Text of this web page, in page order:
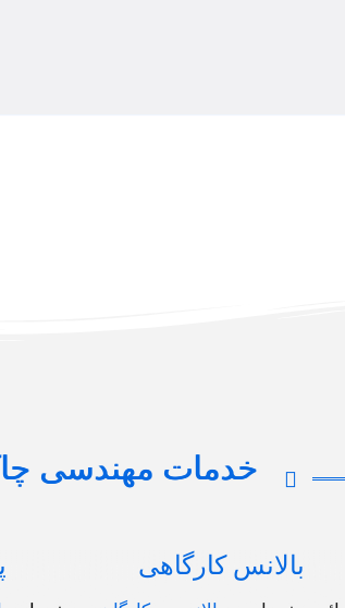
خدمات مهندسی
بالانس کارگاهی